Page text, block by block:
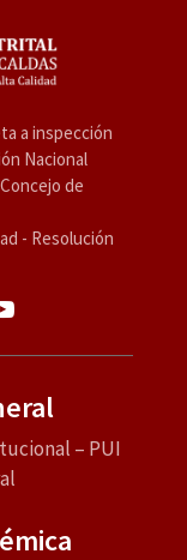
a inspección
Nacional
de
- Resolución
– PUI